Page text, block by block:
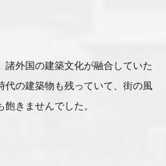
外国の建築文化が融合していた
代の建築物も残っていて、街の風
きませんでした。